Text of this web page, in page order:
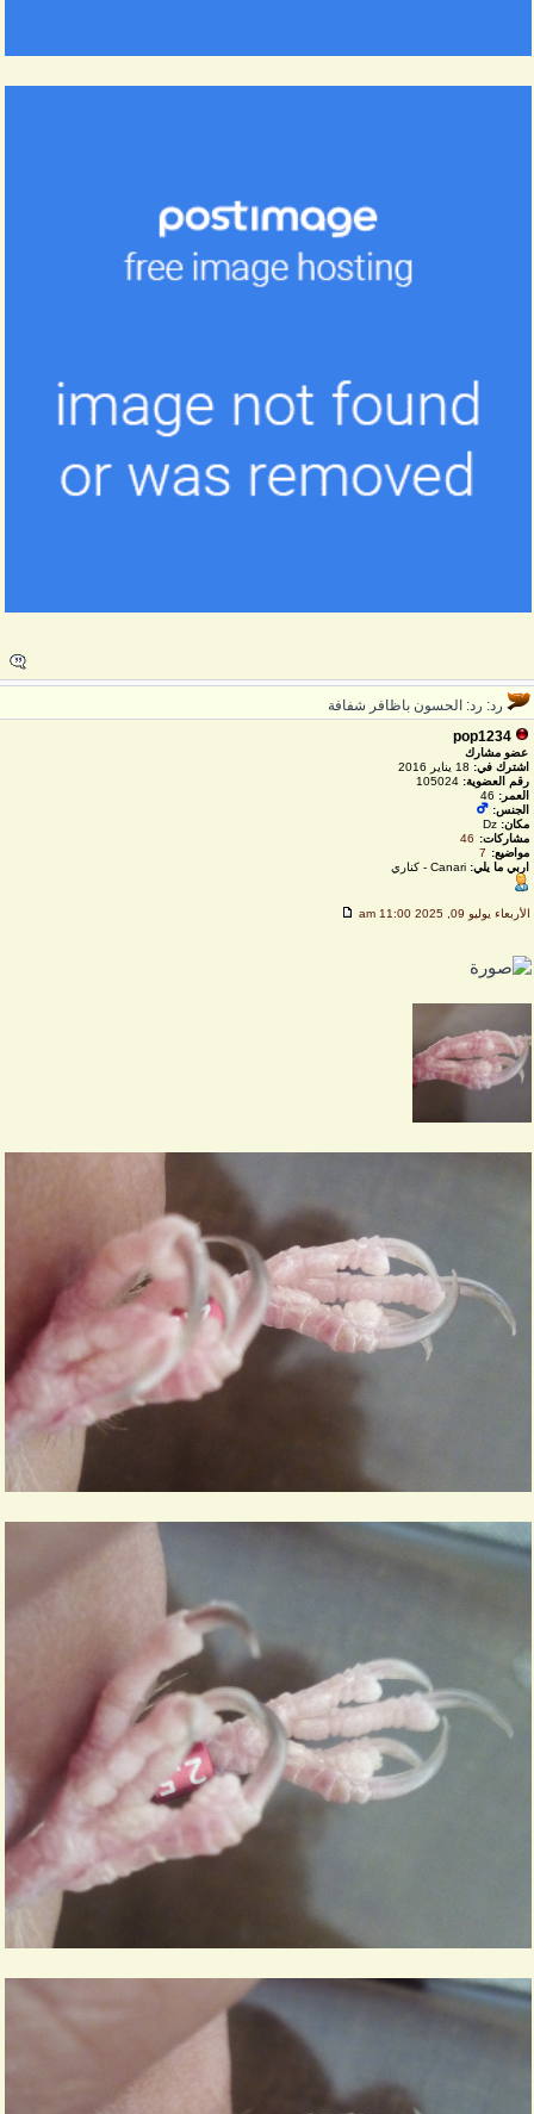
رد: رد: الحسون باظافر شفافة
pop1234
عضو مشارك
اشترك في:18 يناير 2016
رقم العضوية:105024
العمر: 46
الجنس:
مكان:Dz
مشاركات:
46
مواضيع:
7
اربي ما يلي:Canari - كناري
الأربعاء يوليو 09, 2025 11:00 am